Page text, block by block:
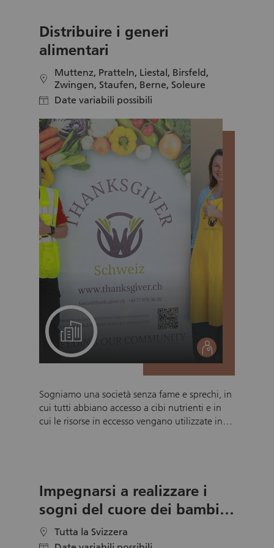
Distribuire i generi
alimentari
location
Muttenz, Pratteln, Liestal, Birsfeld,
Zwingen, Staufen, Berne, Soleure
calendar Date variabili possibili
Un progetto per il suo team
social
Sogniamo una società senza fame e sprechi, in
cui tutti abbiano accesso a cibi nutrienti e in
cui le risorse in eccesso vengano utilizzate in
beni di lunga conservazione e articoli di uso
quotidiano come quelli per la cura personale)
vengono accuratamente selezionati,
confezionati e distribuiti a persone in difficoltà
dai nostri volontari. Tutti i prodotti non più
Impegnarsi a realizzare i
sogni del cuore dei bambini
gravemente malati
location Tutta la Svizzera